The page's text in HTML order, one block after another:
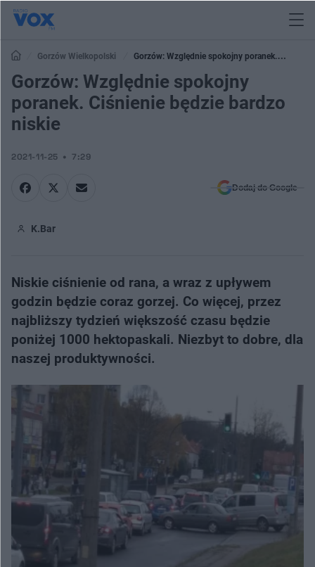
Gorzów Wielkopolski
Gorzów: Względnie spokojny poranek.
Ciśnienie będzie bardzo niskie
Gorzów: Względnie spokojny
poranek. Ciśnienie będzie bardzo
niskie
2021-11-25 7:29
Dodaj do Google
K.Bar
Niskie ciśnienie od rana, a wraz z upływem
godzin będzie coraz gorzej. Co więcej, przez
najbliższy tydzień większość czasu będzie
poniżej 1000 hektopaskali. Niezbyt to dobre, dla
naszej produktywności.